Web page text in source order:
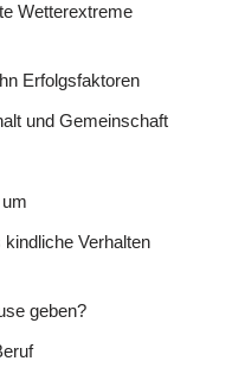
Wetterextreme
Erfolgsfaktoren
und Gemeinschaft
Verhalten
geben?